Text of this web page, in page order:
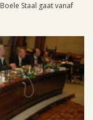
Staal gaat vanaf